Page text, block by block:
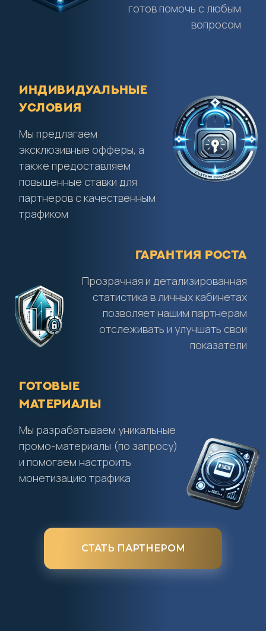
готов помочь с любым
вопросом
Индивидуальные
условия
Мы предлагаем
эксклюзивные офферы, а
также предоставляем
повышенные ставки для
партнеров с качественным
трафиком
Гарантия роста
Прозрачная и детализированная
статистика в личных кабинетах
позволяет нашим партнерам
отслеживать и улучшать свои
показатели
Готовые
материалы
Мы разрабатываем уникальные
промо-материалы (по запросу)
и помогаем настроить
монетизацию трафика
СТАТЬ ПАРТНЕРОМ